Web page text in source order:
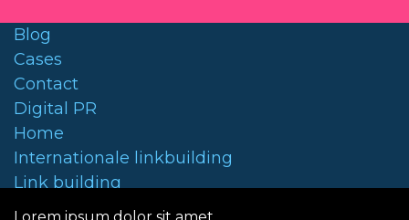
Blog
Cases
Contact
Digital PR
Home
Internationale linkbuilding
Link building
Linkbuilding outsourcen